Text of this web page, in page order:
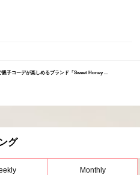
子コーデが楽しめるブランド「Sweet Honey ...
グ
Monthly